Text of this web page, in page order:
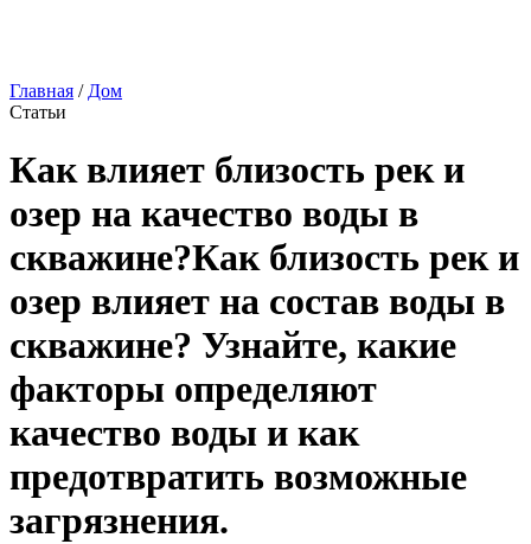
Главная / Дом
Статьи
Как влияет близость рек и
озер на качество воды в
скважине?Как близость рек и
озер влияет на состав воды в
скважине? Узнайте, какие
факторы определяют
качество воды и как
предотвратить возможные
загрязнения.